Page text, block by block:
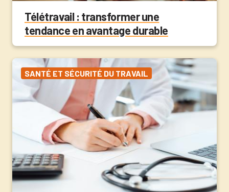
Télétravail : transformer une
tendance en avantage durable
SANTÉ ET SÉCURITÉ DU TRAVAIL